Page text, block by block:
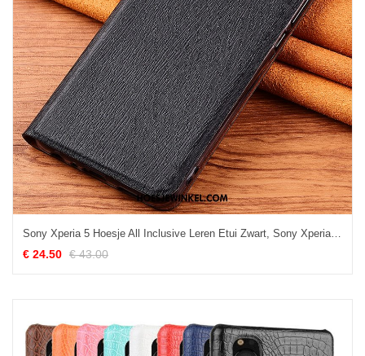
Sony Xperia 5 Hoesje All Inclusive Leren Etui Zwart, Sony Xperia 5 Hoesje Boom Patroon
€ 24.50 € 43.00